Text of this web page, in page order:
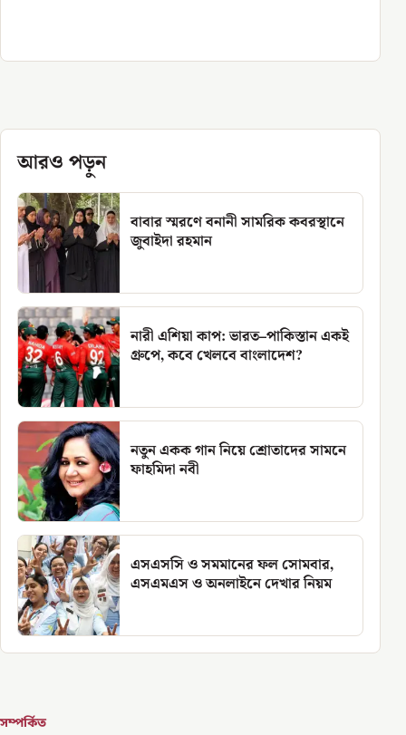
আরও পড়ুন
বাবার স্মরণে বনানী সামরিক কবরস্থানে
জুবাইদা রহমান
নারী এশিয়া কাপ: ভারত–পাকিস্তান একই
গ্রুপে, কবে খেলবে বাংলাদেশ?
নতুন একক গান নিয়ে শ্রোতাদের সামনে
ফাহমিদা নবী
এসএসসি ও সমমানের ফল সোমবার,
এসএমএস ও অনলাইনে দেখার নিয়ম
সম্পর্কিত